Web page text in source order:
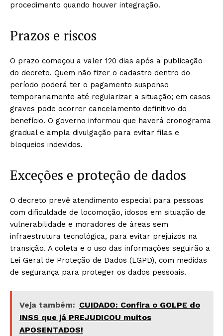
procedimento quando houver integração.
Prazos e riscos
O prazo começou a valer 120 dias após a publicação
do decreto. Quem não fizer o cadastro dentro do
período poderá ter o pagamento suspenso
temporariamente até regularizar a situação; em casos
graves pode ocorrer cancelamento definitivo do
benefício. O governo informou que haverá cronograma
gradual e ampla divulgação para evitar filas e
bloqueios indevidos.
Exceções e proteção de dados
O decreto prevê atendimento especial para pessoas
com dificuldade de locomoção, idosos em situação de
vulnerabilidade e moradores de áreas sem
infraestrutura tecnológica, para evitar prejuízos na
transição. A coleta e o uso das informações seguirão a
Lei Geral de Proteção de Dados (LGPD), com medidas
de segurança para proteger os dados pessoais.
Veja também: CUIDADO: Confira o GOLPE do
INSS que já PREJUDICOU muitos
APOSENTADOS!